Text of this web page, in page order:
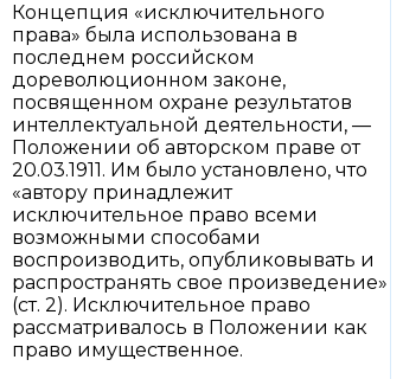
Концепция «исключительного
права» была использована в
последнем российском
дореволюционном законе,
посвященном охране результатов
интеллектуальной деятельности, —
Положении об авторском праве от
20.03.1911. Им было установлено, что
«автору принадлежит
исключительное право всеми
возможными способами
воспроизводить, опубликовывать и
распространять свое произведение»
(ст. 2). Исключительное право
рассматривалось в Положении как
право имущественное.